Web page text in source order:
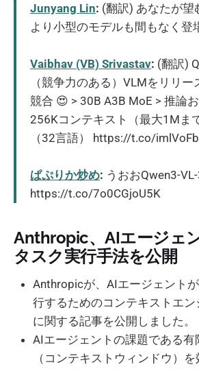
Junyang Lin: (翻訳) あなたが望
より小型のモデルも間もなく登
Vaibhav (VB) Srivastav: (翻訳)
（競争力のある）VLMをリリー
競合 😍 > 30B A3B MoE > 推論
256Kコンテキスト（最大1Mま
（32言語） https://t.co/
ぱぷりか炒め: うおおQwen3-
https://t.co/7o0CGjoU5K
Anthropic、AIエージェ
タスク実行手法を公開
Anthropicが、AIエージェント
行するためのコンテキストエ
に関する記事を公開しました。
AIエージェントの課題である有
（コンテキストウィンドウ）